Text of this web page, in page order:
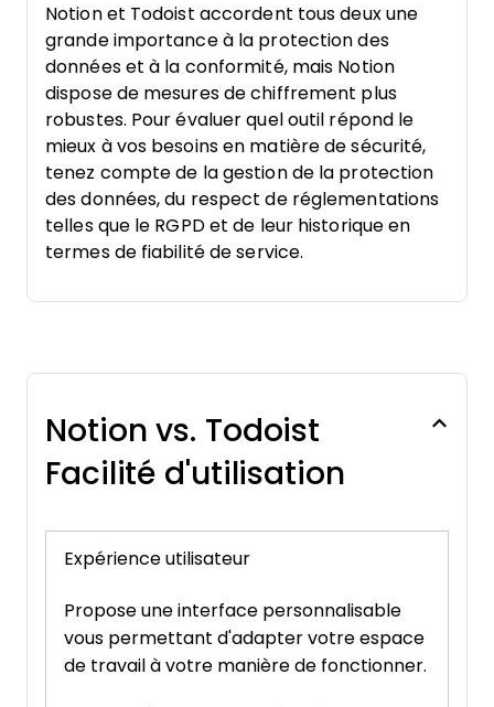
Notion et Todoist accordent tous deux une
grande importance à la protection des
données et à la conformité, mais Notion
dispose de mesures de chiffrement plus
robustes. Pour évaluer quel outil répond le
mieux à vos besoins en matière de sécurité,
tenez compte de la gestion de la protection
des données, du respect de réglementations
telles que le RGPD et de leur historique en
termes de fiabilité de service.
Notion vs. Todoist
Facilité d'utilisation
Expérience utilisateur
Propose une interface personnalisable
vous permettant d'adapter votre espace
de travail à votre manière de fonctionner.